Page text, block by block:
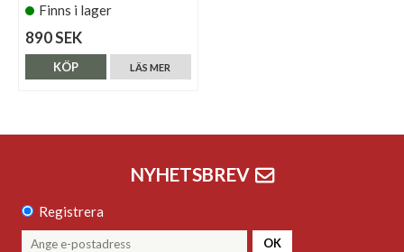
Finns i lager
890 SEK
LÄS MER
KÖP
NYHETSBREV
Registrera
OK